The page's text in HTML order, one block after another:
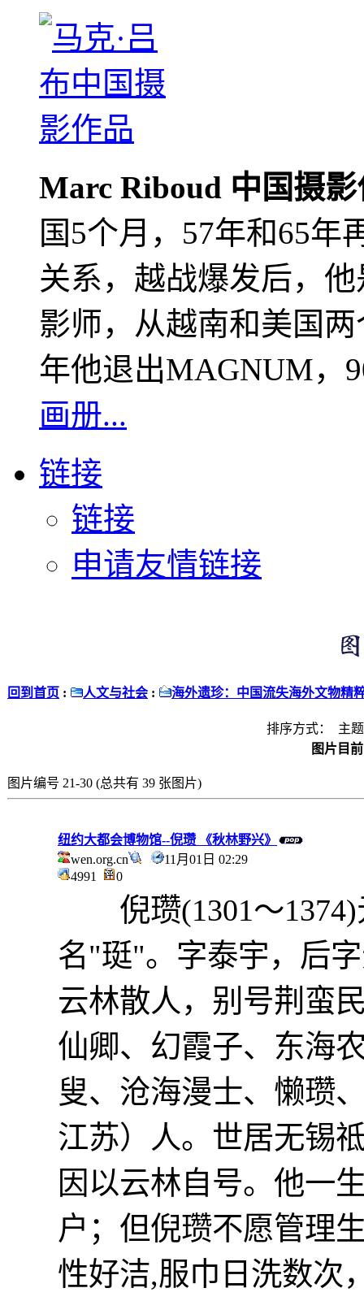
Marc Riboud 中国摄
国5个月，57年和65年
关系，越战爆发后，
影师，从越南和美国
年他退出MAGNUM，
画册...
链接
链接
申请友情链接
回到首页 : 人文与社会 : 海外遗珍：中国流失海外文物精
排序方式： 主
图片目
图片编号 21-30 (总共有 39 张图片)
纽约大都会博物馆--倪瓒 《秋林野兴》
wen.org.cn
11月01日 02:29
4991
0
倪瓒(1301～1374)
名"珽"。字泰宇，后
云林散人，别号荆蛮
仙卿、幻霞子、东海
叟、沧海漫士、懒瓒
江苏）人。世居无锡
因以云林自号。他一
户；但倪瓒不愿管理
性好洁,服巾日洗数次